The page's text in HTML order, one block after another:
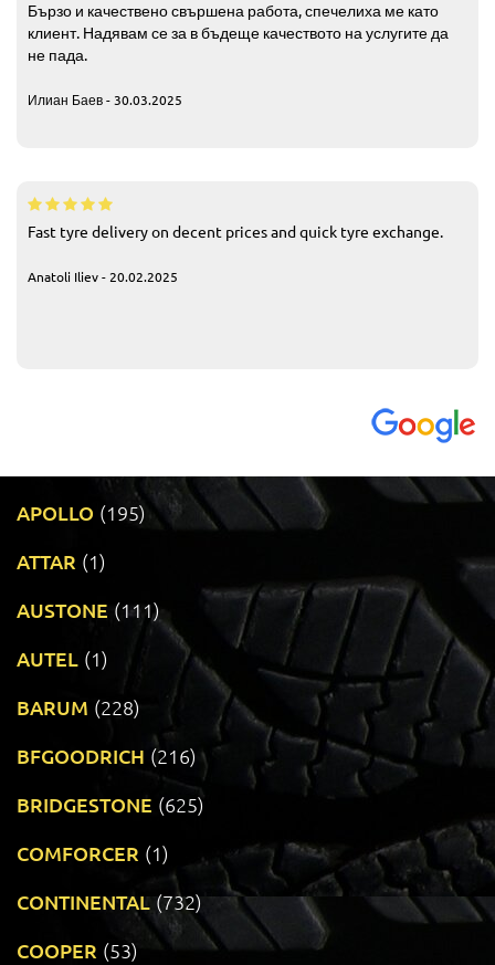
Бързо и качествено свършена работа, спечелиха ме като
клиент. Надявам се за в бъдеще качеството на услугите да
не пада.
Илиан Баев - 30.03.2025
Fast tyre delivery on decent prices and quick tyre exchange.
Anatoli Iliev - 20.02.2025
APOLLO (195)
ATTAR (1)
AUSTONE (111)
AUTEL (1)
BARUM (228)
BFGOODRICH (216)
BRIDGESTONE (625)
COMFORCER (1)
CONTINENTAL (732)
COOPER (53)